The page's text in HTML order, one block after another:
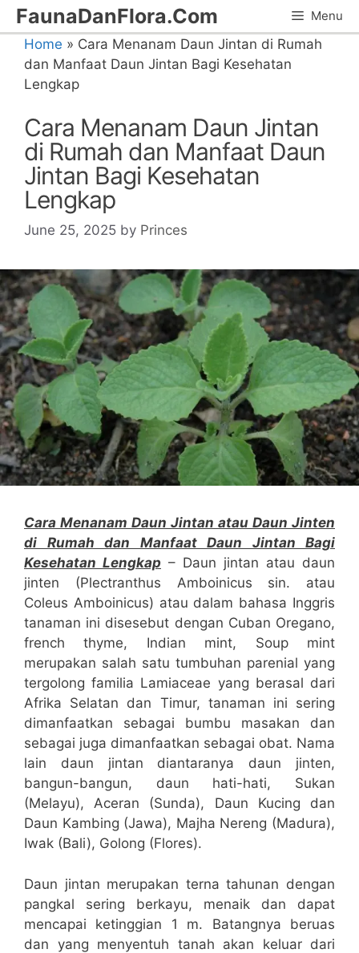
Skip
to
content
FaunaDanFlora.Com Menu
Home » Cara Menanam Daun Jintan di Rumah
dan Manfaat Daun Jintan Bagi Kesehatan
Lengkap
Cara Menanam Daun Jintan
di Rumah dan Manfaat Daun
Jintan Bagi Kesehatan
Lengkap
June 25, 2025 by Princes
Cara Menanam Daun Jintan atau Daun Jinten
di Rumah dan Manfaat Daun Jintan Bagi
Kesehatan Lengkap – Daun jintan atau daun
jinten (Plectranthus Amboinicus sin. atau
Coleus Amboinicus) atau dalam bahasa Inggris
tanaman ini disesebut dengan Cuban Oregano,
french thyme, Indian mint, Soup mint
merupakan salah satu tumbuhan parenial yang
tergolong familia Lamiaceae yang berasal dari
Afrika Selatan dan Timur, tanaman ini sering
dimanfaatkan sebagai bumbu masakan dan
sebagai juga dimanfaatkan sebagai obat. Nama
lain daun jintan diantaranya daun jinten,
bangun-bangun, daun hati-hati, Sukan
(Melayu), Aceran (Sunda), Daun Kucing dan
Daun Kambing (Jawa), Majha Nereng (Madura),
Iwak (Bali), Golong (Flores).
Daun jintan merupakan terna tahunan dengan
pangkal sering berkayu, menaik dan dapat
mencapai ketinggian 1 m. Batangnya beruas
dan yang menyentuh tanah akan keluar dari